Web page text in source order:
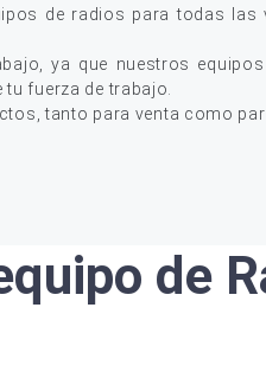
de radios para todas
ya que nuestros
fuerza de trabajo.
tanto para venta como
de